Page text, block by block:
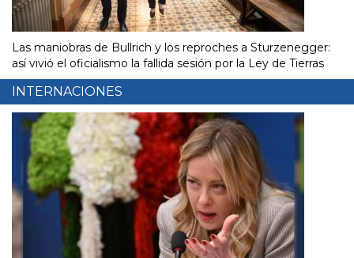
Las maniobras de Bullrich y los reproches a Sturzenegger:
así vivió el oficialismo la fallida sesión por la Ley de Tierras
INTERNACIONES